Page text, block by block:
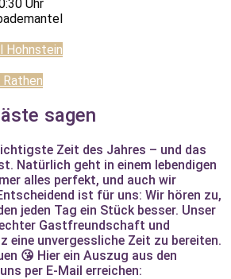
Uhr
Hohnstein
sagen
Zeit des Jahres – und das
Natürlich geht in einem lebendigen
alles perfekt, und auch wir
ist für uns: Wir hören zu,
jeden Tag ein Stück besser. Unser
Gastfreundschaft und
eine unvergessliche Zeit zu bereiten.
😘 Hier ein Auszug aus den
per E-Mail erreichen: